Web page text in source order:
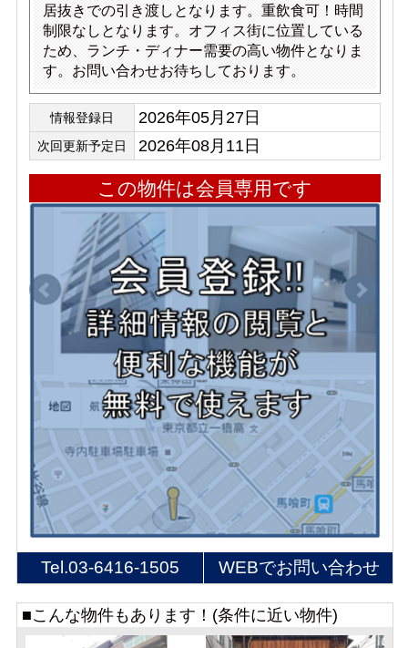
居抜きでの引き渡しとなります。重飲食可！時間
制限なしとなります。オフィス街に位置している
ため、ランチ・ディナー需要の高い物件となりま
す。お問い合わせお待ちしております。
情報登録日 2026年05月27日
次回更新予定日 2026年08月11日
この物件は会員専用です
Tel.03-6416-1505 WEBでお問い合わせ
■こんな物件もあります！(条件に近い物件)